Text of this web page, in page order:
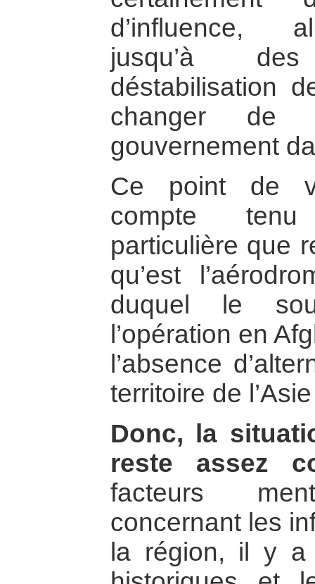
d’influence,
jusqu’à
déstabilisation
changer de
gouvernement
Ce point de
compte
particulière que
qu’est
duquel le
l’opération en
l’absence
territoire de
Donc, la
reste assez
facteurs
concernant les
la région, il y a